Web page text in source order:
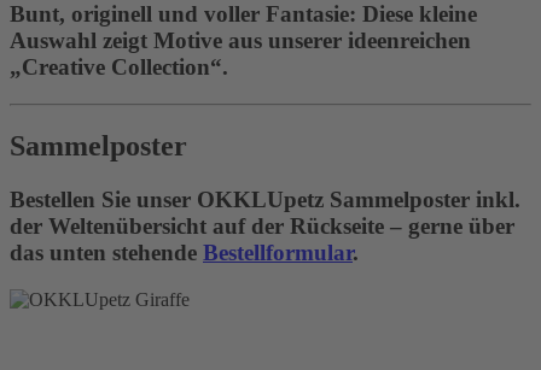
Bunt, originell und voller Fantasie: Diese kleine
Auswahl zeigt Motive aus unserer ideenreichen
„Creative Collection“.
Sammelposter
Bestellen Sie unser OKKLUpetz Sammelposter inkl.
der Weltenübersicht auf der Rückseite – gerne über
das unten stehende Bestellformular.